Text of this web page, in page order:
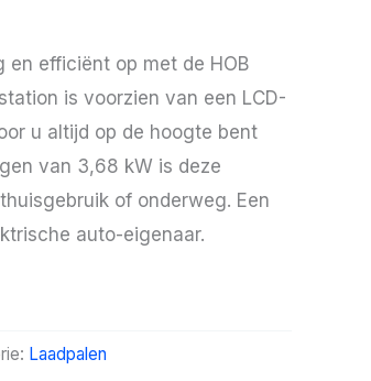
efficiënt op met de HOB
is voorzien van een LCD-
u altijd op de hoogte bent
van 3,68 kW is deze
of onderweg. Een
auto-eigenaar.
Laadpalen